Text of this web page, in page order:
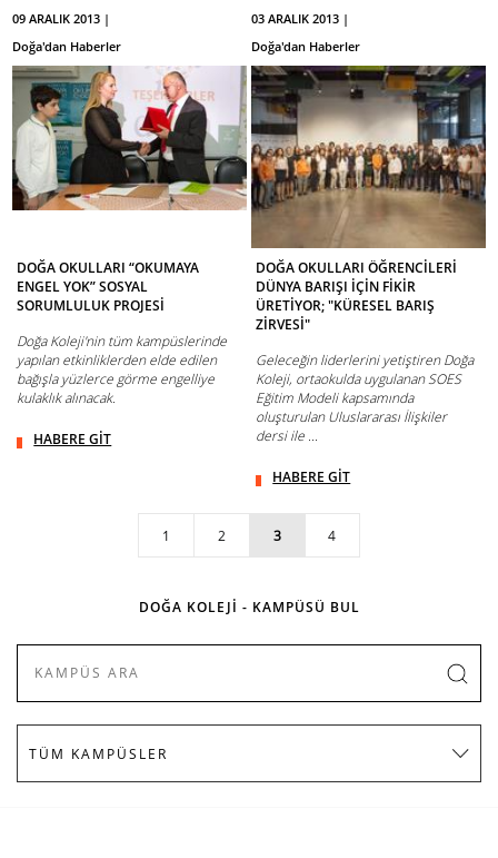
09 ARALIK 2013 |
Doğa'dan Haberler
DOĞA OKULLARI “OKUMAYA
ENGEL YOK” SOSYAL
SORUMLULUK PROJESİ
Doğa Koleji'nin tüm kampüslerinde
yapılan etkinliklerden elde edilen
bağışla yüzlerce görme engelliye
kulaklık alınacak.
HABERE GİT
03 ARALIK 2013 |
Doğa'dan Haberler
DOĞA OKULLARI ÖĞRENCİLERİ
DÜNYA BARIŞI İÇİN FİKİR
ÜRETİYOR; "KÜRESEL BARIŞ
ZİRVESİ"
Geleceğin liderlerini yetiştiren Doğa
Koleji, ortaokulda uygulanan SOES
Eğitim Modeli kapsamında
oluşturulan Uluslararası İlişkiler
dersi ile ...
HABERE GİT
1 2 3 4
DOĞA KOLEJİ - KAMPÜSÜ BUL